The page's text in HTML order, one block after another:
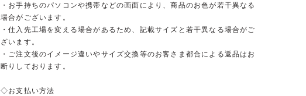
・お手持ちのパソコンや携帯などの画面により、商品のお色が若干異なる
場合がございます。
・仕入先工場を変える場合があるため、記載サイズと若干異なる場合がご
ざいます。
・ご注文後のイメージ違いやサイズ交換等のお客さま都合による返品はお
断りしております。
◇お支払い方法